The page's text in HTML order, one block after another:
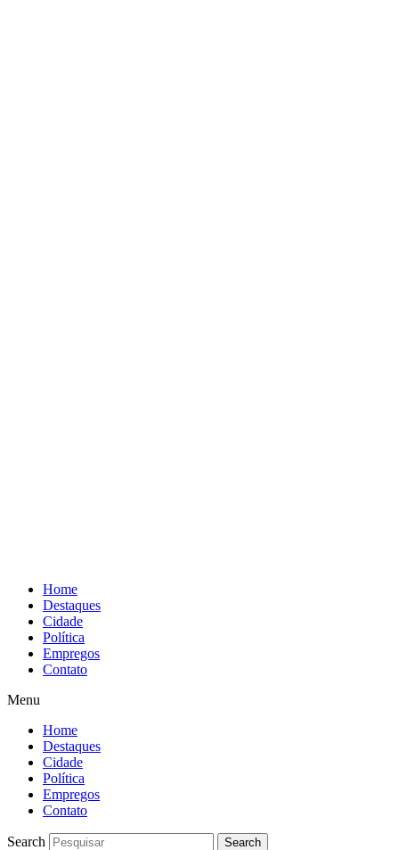
Home
Destaques
Cidade
Política
Empregos
Contato
Menu
Home
Destaques
Cidade
Política
Empregos
Contato
Search Search